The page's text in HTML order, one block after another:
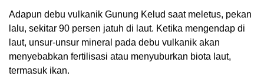
Adapun debu vulkanik Gunung Kelud saat meletus, pekan
lalu, sekitar 90 persen jatuh di laut. Ketika mengendap di
laut, unsur-unsur mineral pada debu vulkanik akan
menyebabkan fertilisasi atau menyuburkan biota laut,
termasuk ikan.